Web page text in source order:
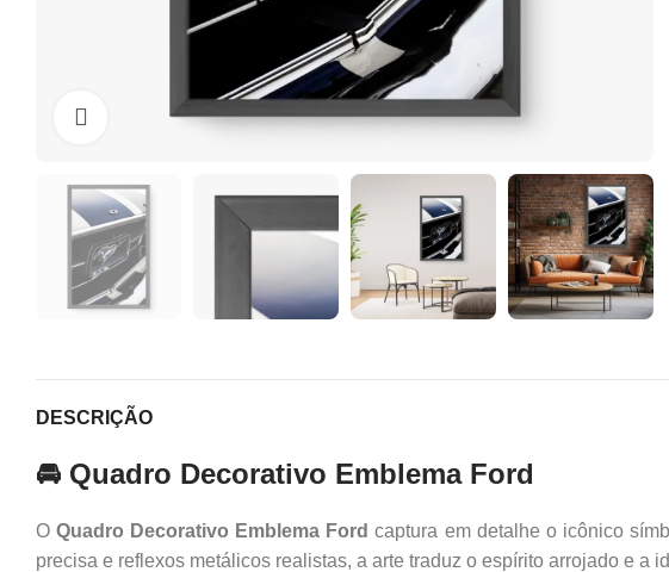
Clique para ampliar
DESCRIÇÃO
🚘 Quadro Decorativo Emblema Ford
OQuadro Decorativo Emblema Ford captura em detalhe o icônico
precisa e reflexos metálicos realistas, a arte traduz o espírito arrojado e a